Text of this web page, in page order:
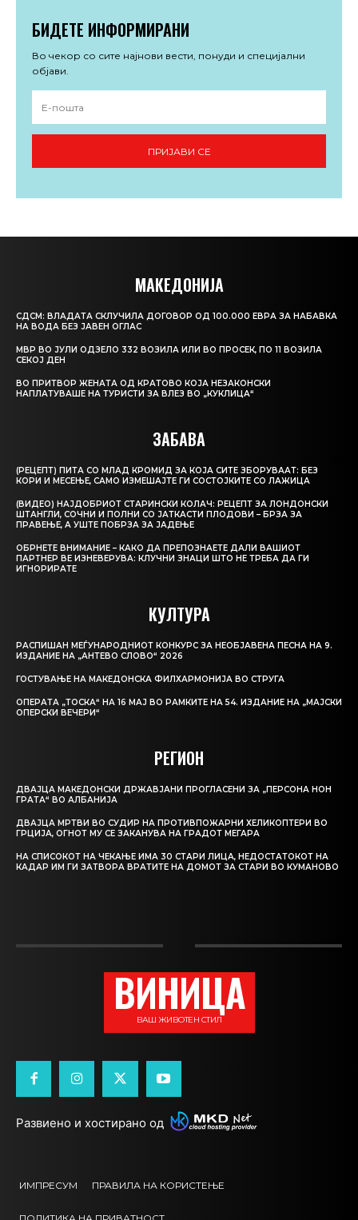
БИДЕТЕ ИНФОРМИРАНИ
Во чекор со сите најнови вести, понуди и специјални
објави.
ПРИЈАВИ СЕ
МАКЕДОНИЈА
СДСМ: ВЛАДАТА СКЛУЧИЛА ДОГОВОР ОД 100.000 ЕВРА ЗА НАБАВКА
НА ВОДА БЕЗ ЈАВЕН ОГЛАС
МВР ВО ЈУЛИ ОДЗЕЛО 332 ВОЗИЛА ИЛИ ВО ПРОСЕК, ПО 11 ВОЗИЛА
СЕКОЈ ДЕН
ВО ПРИТВОР ЖЕНАТА ОД КРАТОВО КОЈА НЕЗАКОНСКИ
НАПЛАТУВАШЕ НА ТУРИСТИ ЗА ВЛЕЗ ВО „КУКЛИЦА“
ЗАБАВА
(РЕЦЕПТ) ПИТА СО МЛАД КРОМИД ЗА КОЈА СИТЕ ЗБОРУВААТ: БЕЗ
КОРИ И МЕСЕЊЕ, САМО ИЗМЕШАЈТЕ ГИ СОСТОЈКИТЕ СО ЛАЖИЦА
(ВИДЕО) НАЈДОБРИОТ СТАРИНСКИ КОЛАЧ: РЕЦЕПТ ЗА ЛОНДОНСКИ
ШТАНГЛИ, СОЧНИ И ПОЛНИ СО ЈАТКАСТИ ПЛОДОВИ – БРЗА ЗА
ПРАВЕЊЕ, А УШТЕ ПОБРЗА ЗА ЈАДЕЊЕ
ОБРНЕТЕ ВНИМАНИЕ – КАКО ДА ПРЕПОЗНАЕТЕ ДАЛИ ВАШИОТ
ПАРТНЕР ВЕ ИЗНЕВЕРУВА: КЛУЧНИ ЗНАЦИ ШТО НЕ ТРЕБА ДА ГИ
ИГНОРИРАТЕ
КУЛТУРА
РАСПИШАН МЕЃУНАРОДНИОТ КОНКУРС ЗА НЕОБЈАВЕНА ПЕСНА НА 9.
ИЗДАНИЕ НА „АНТЕВО СЛОВО“ 2026
ГОСТУВАЊЕ НА МАКЕДОНСКА ФИЛХАРМОНИЈА ВО СТРУГА
ОПЕРАТА „ТОСКА“ НА 16 МАЈ ВО РАМКИТЕ НА 54. ИЗДАНИЕ НА „МАЈСКИ
ОПЕРСКИ ВЕЧЕРИ“
РЕГИОН
ДВАЈЦА МАКЕДОНСКИ ДРЖАВЈАНИ ПРОГЛАСЕНИ ЗА „ПЕРСОНА НОН
ГРАТА“ ВО АЛБАНИЈА
ДВАЈЦА МРТВИ ВО СУДИР НА ПРОТИВПОЖАРНИ ХЕЛИКОПТЕРИ ВО
ГРЦИЈА, ОГНОТ МУ СЕ ЗАКАНУВА НА ГРАДОТ МЕГАРА
НА СПИСОКОТ НА ЧЕКАЊЕ ИМА 30 СТАРИ ЛИЦА, НЕДОСТАТОКОТ НА
КАДАР ИМ ГИ ЗАТВОРА ВРАТИТЕ НА ДОМОТ ЗА СТАРИ ВО КУМАНОВО
ВИНИЦА
ВАШ ЖИВОТЕН СТИЛ
Развиено и хостирано од
ИМПРЕСУМ ПРАВИЛА НА КОРИСТЕЊЕ